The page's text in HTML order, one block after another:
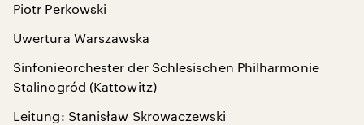
Piotr Perkowski
Uwertura Warszawska
Sinfonieorchester der Schlesischen Philharmonie
Stalinogród (Kattowitz)
Leitung: Stanisław Skrowaczewski